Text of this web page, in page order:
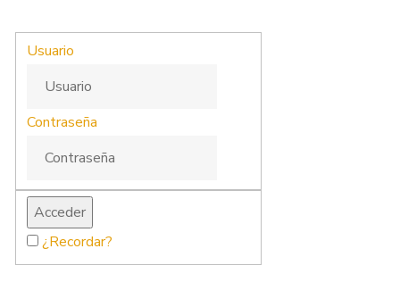
Usuario
Contraseña
¿Recordar?